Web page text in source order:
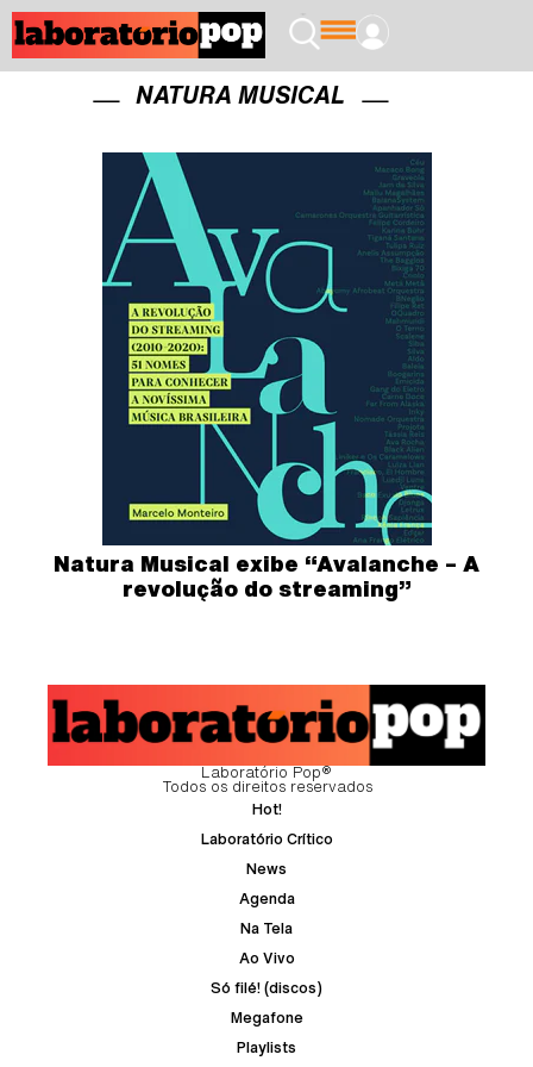
NATURA MUSICAL
Natura Musical exibe “Avalanche – A
revolução do streaming”
Laboratório Pop®
Todos os direitos reservados
Hot!
Laboratório Crítico
News
Agenda
Na Tela
Ao Vivo
Só filé! (discos)
Megafone
Playlists